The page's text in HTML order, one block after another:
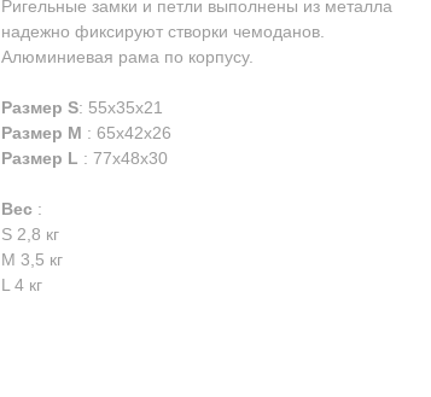
Ригельные замки и петли выполнены из металла
надежно фиксируют створки чемоданов.
Алюминиевая рама по корпусу.
Размер S: 55х35х21
Размер М : 65х42х26
Размер L : 77х48х30
Вес :
S 2,8 кг
М 3,5 кг
L 4 кг